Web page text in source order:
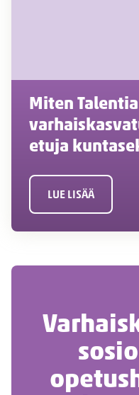
Miten
etuja
LUE LISÄÄ